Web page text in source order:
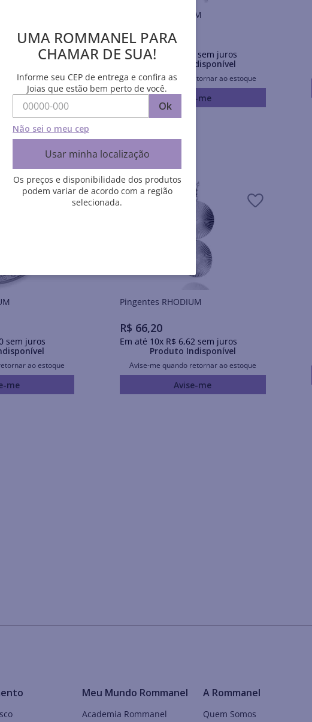
sem juros
ao estoque
me
Pingentes RHODIUM
R$ 58,30
Em até10
sem juros
Produto Indisponível
Avise-me quando retornar ao estoque
Avise-me
sem juros
ao estoque
me
Pingentes RHODIUM
R$ 66,20
Em até 10x R$ 6,62sem juros
Produto Indisponível
Avise-me quando retornar ao estoque
Avise-me
Meu Mundo Rommanel
Academia Rommanel
A Rommanel
Quem Somos
UMA ROMMANEL PARA
CHAMAR DE SUA!
Informe seu CEP de entrega e confira as
Joias que estão bem perto de você.
Ok
Não sei o meu cep
Usar minha localização
Os preços e disponibilidade dos produtos
podem variar de acordo com a região
selecionada.